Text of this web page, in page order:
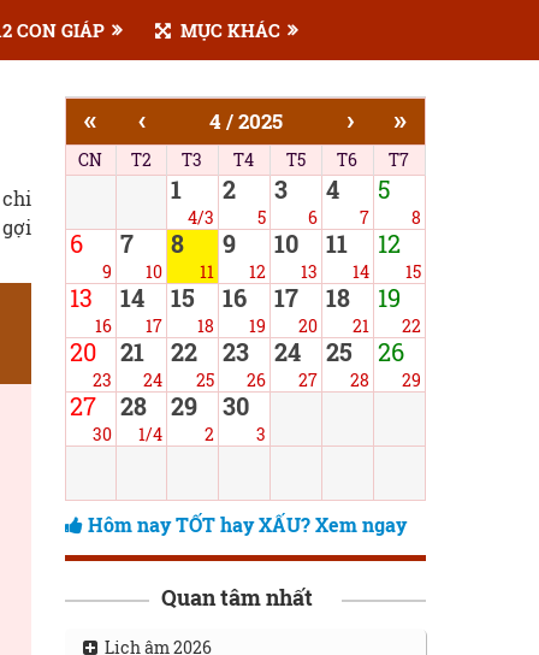
CON GIÁP MỤC KHÁC
« ‹ 4 / 2025 › »
CN T2 T3 T4 T5 T6 T7
1
4/3
2
5
3
6
4
7
5
8
6
9
7
10
8
11
9
12
10
13
11
14
12
15
13
16
14
17
15
18
16
19
17
20
18
21
19
22
20
23
21
24
22
25
23
26
24
27
25
28
26
29
27
30
28
1/4
29
2
30
3
Hôm nay TỐT hay XẤU? Xem ngay
Quan tâm nhất
Lịch âm 2026